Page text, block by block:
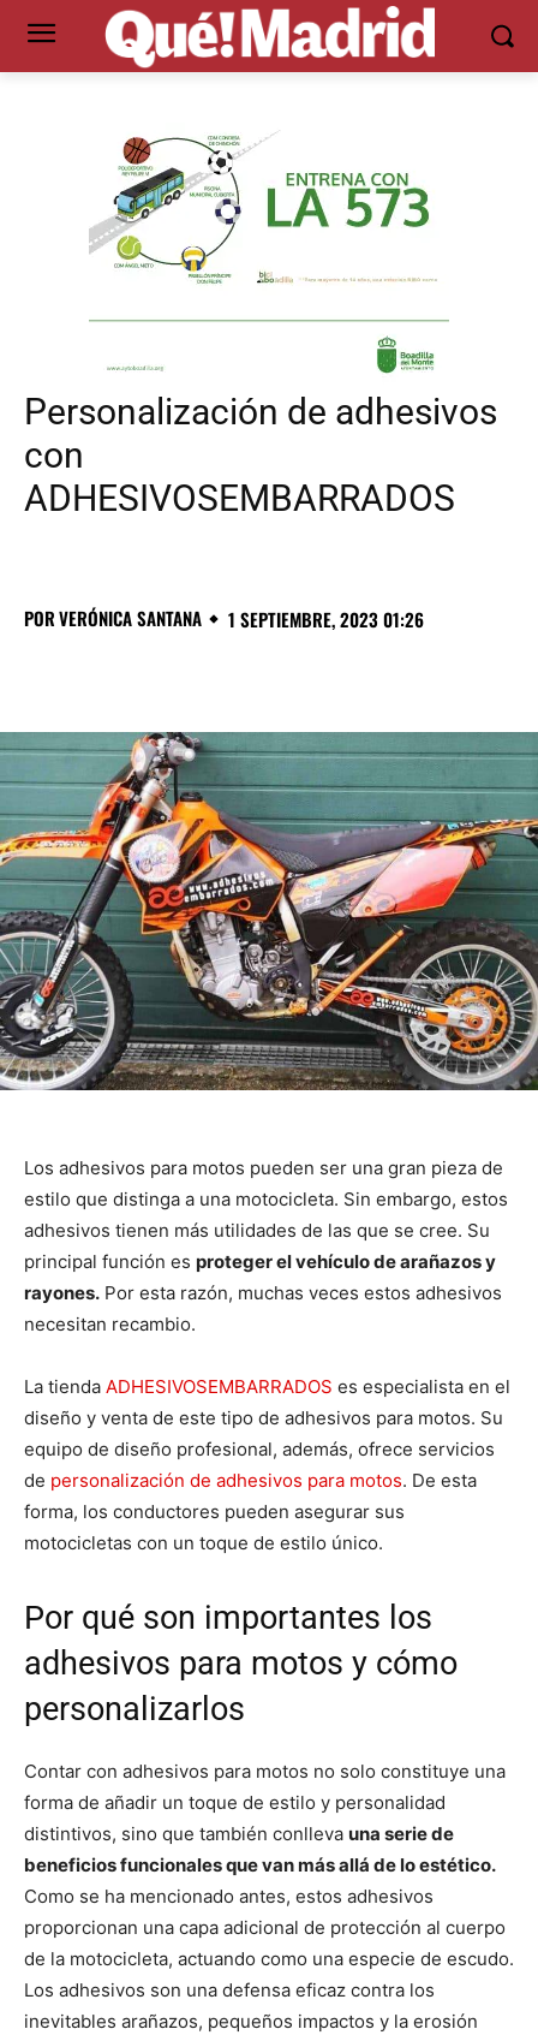
Personalización de adhesivos
con
ADHESIVOSEMBARRADOS
PORVERÓNICA SANTANA 1 SEPTIEMBRE, 2023 01:26
Los adhesivos para motos pueden ser una gran pieza de
estilo que distinga a una motocicleta. Sin embargo, estos
adhesivos tienen más utilidades de las que se cree. Su
principal función es proteger el vehículo de arañazos y
rayones. Por esta razón, muchas veces estos adhesivos
necesitan recambio.
La tienda ADHESIVOSEMBARRADOS es especialista en el
diseño y venta de este tipo de adhesivos para motos. Su
equipo de diseño profesional, además, ofrece servicios
de personalización de adhesivos para motos. De esta
forma, los conductores pueden asegurar sus
motocicletas con un toque de estilo único.
Por qué son importantes los
adhesivos para motos y cómo
personalizarlos
Contar con adhesivos para motos no solo constituye una
forma de añadir un toque de estilo y personalidad
distintivos, sino que también conlleva una serie de
beneficios funcionales que van más allá de lo estético.
Como se ha mencionado antes, estos adhesivos
proporcionan una capa adicional de protección al cuerpo
de la motocicleta, actuando como una especie de escudo.
Los adhesivos son una defensa eficaz contra los
inevitables arañazos, pequeños impactos y la erosión